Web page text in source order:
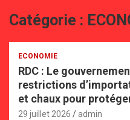
Catégorie :
ECONOMIE
RDC : Le
restrictions
et chaux pour
29 juillet 2026 admin